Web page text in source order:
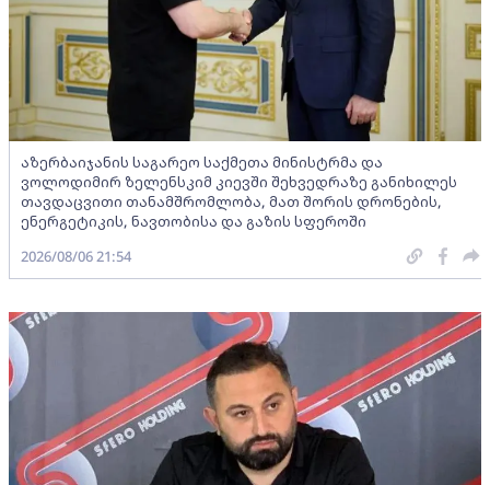
აზერბაიჯანის საგარეო საქმეთა მინისტრმა და
ვოლოდიმირ ზელენსკიმ კიევში შეხვედრაზე განიხილეს
თავდაცვითი თანამშრომლობა, მათ შორის დრონების,
ენერგეტიკის, ნავთობისა და გაზის სფეროში
2026/08/06 21:54